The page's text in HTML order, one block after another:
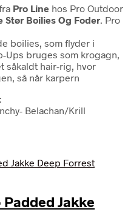
Pro Line hos Pro Outdoor
Stør Boilies Og Foder. Pro
boilies, som flyder i
Ups bruges som krogagn,
såkaldt hair-rig, hvor
så når karpern
Belachan/Krill
Jakke